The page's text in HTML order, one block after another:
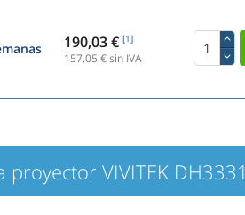
190,03 € [1]
157,05 € sin IVA
proyector VIVITEK DH3331